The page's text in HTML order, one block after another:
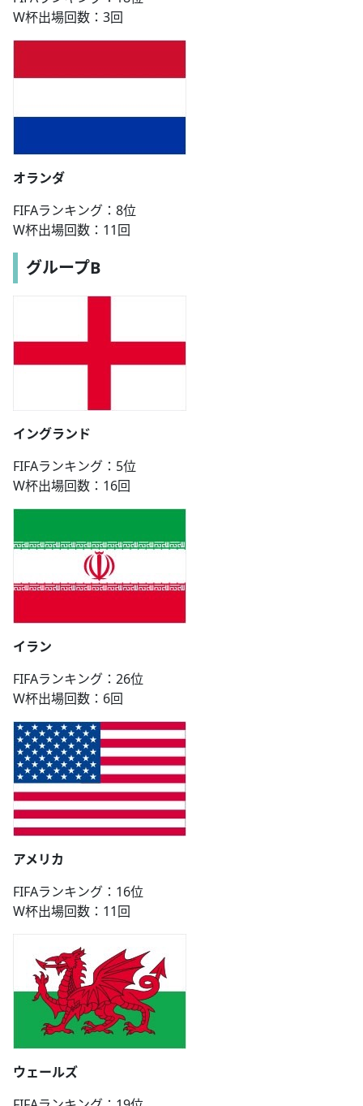
W杯出場回数：3回
オランダ
FIFAランキング：8位
W杯出場回数：11回
グループB
イングランド
FIFAランキング：5位
W杯出場回数：16回
イラン
FIFAランキング：26位
W杯出場回数：6回
アメリカ
FIFAランキング：16位
W杯出場回数：11回
ウェールズ